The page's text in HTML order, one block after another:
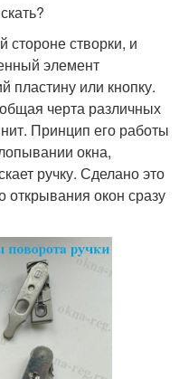
стороне створки, и
элемент
пластину или кнопку.
черта различных
Принцип его работы
окна,
ручку. Сделано это
открывания окон сразу